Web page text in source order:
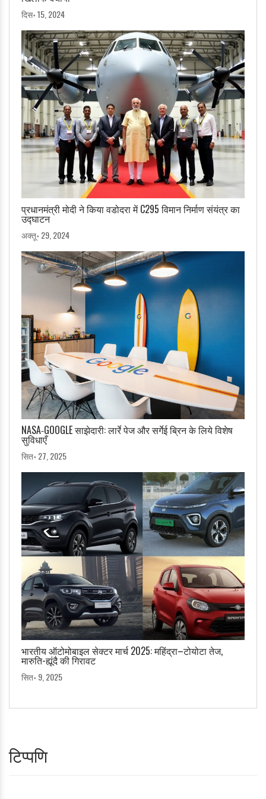
दिस॰ 15, 2024
प्रधानमंत्री मोदी ने किया वडोदरा में C295 विमान निर्माण संयंत्र का
उद्घाटन
अक्तू॰ 29, 2024
NASA‑GOOGLE साझेदारी: लार्रे पेज और सर्गेई ब्रिन के लिये विशेष
सुविधाएँ
सित॰ 27, 2025
भारतीय ऑटोमोबाइल सेक्टर मार्च 2025: महिंद्रा–टोयोटा तेज,
मारुति-ह्यूंदै की गिरावट
सित॰ 9, 2025
टिप्पणि